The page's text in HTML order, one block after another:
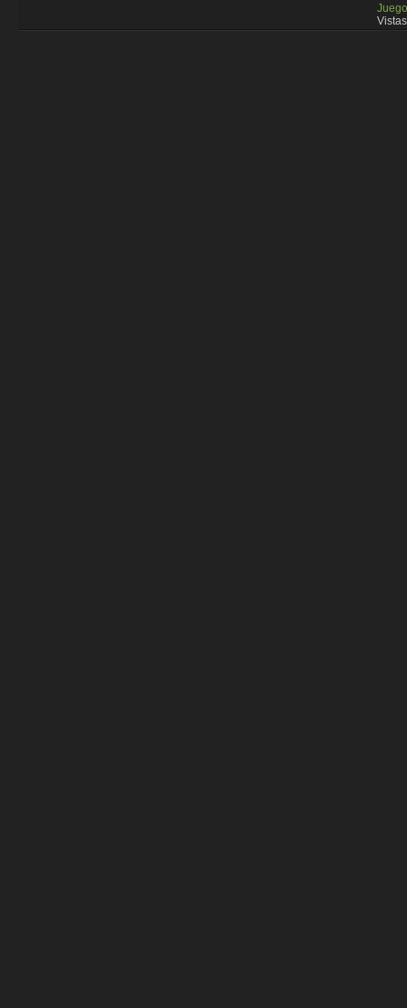
Vistas